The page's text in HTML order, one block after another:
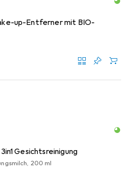
up-Entferner mit BIO-
Gesichtsreinigung
200 ml